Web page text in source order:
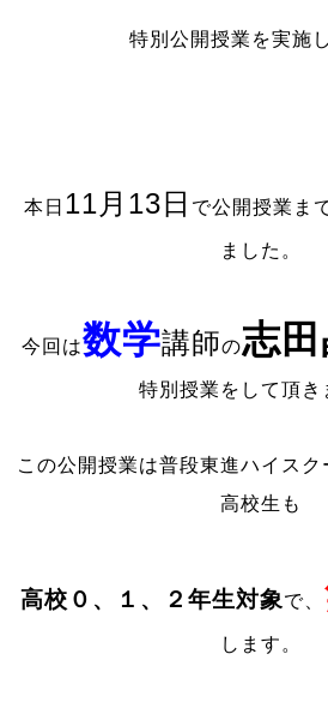
特別公開授業を実施
本日 11月13日 で公開授業ま
ました。
今回は数学講師の志田
特別授業をして頂き
この公開授業は普段東進ハイス
高校生も
高校０、１、２年生対象 で、
します。